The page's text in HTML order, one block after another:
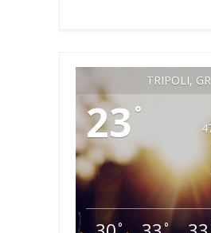
TRIPOLI, GR
23 °
° °